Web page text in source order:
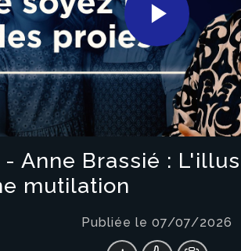
Play
Video
- Anne Brassié :
mutilation
Publiée le 07/07/2026